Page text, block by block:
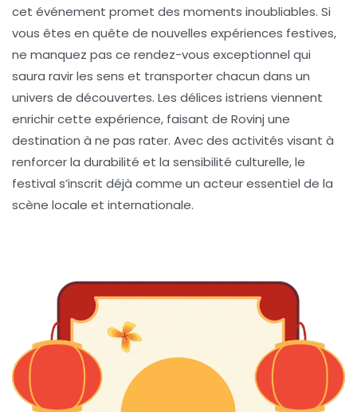
cet événement promet des moments inoubliables. Si
vous êtes en quête de nouvelles expériences festives,
ne manquez pas ce rendez-vous exceptionnel qui
saura ravir les sens et transporter chacun dans un
univers de découvertes. Les délices istriens viennent
enrichir cette expérience, faisant de Rovinj une
destination à ne pas rater. Avec des activités visant à
renforcer la durabilité et la sensibilité culturelle, le
festival s’inscrit déjà comme un acteur essentiel de la
scène locale et internationale.